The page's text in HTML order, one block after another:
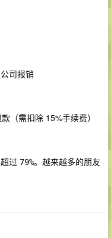
司报销
款 （需扣除 15%手续费）
过 79%。越来越多的朋友